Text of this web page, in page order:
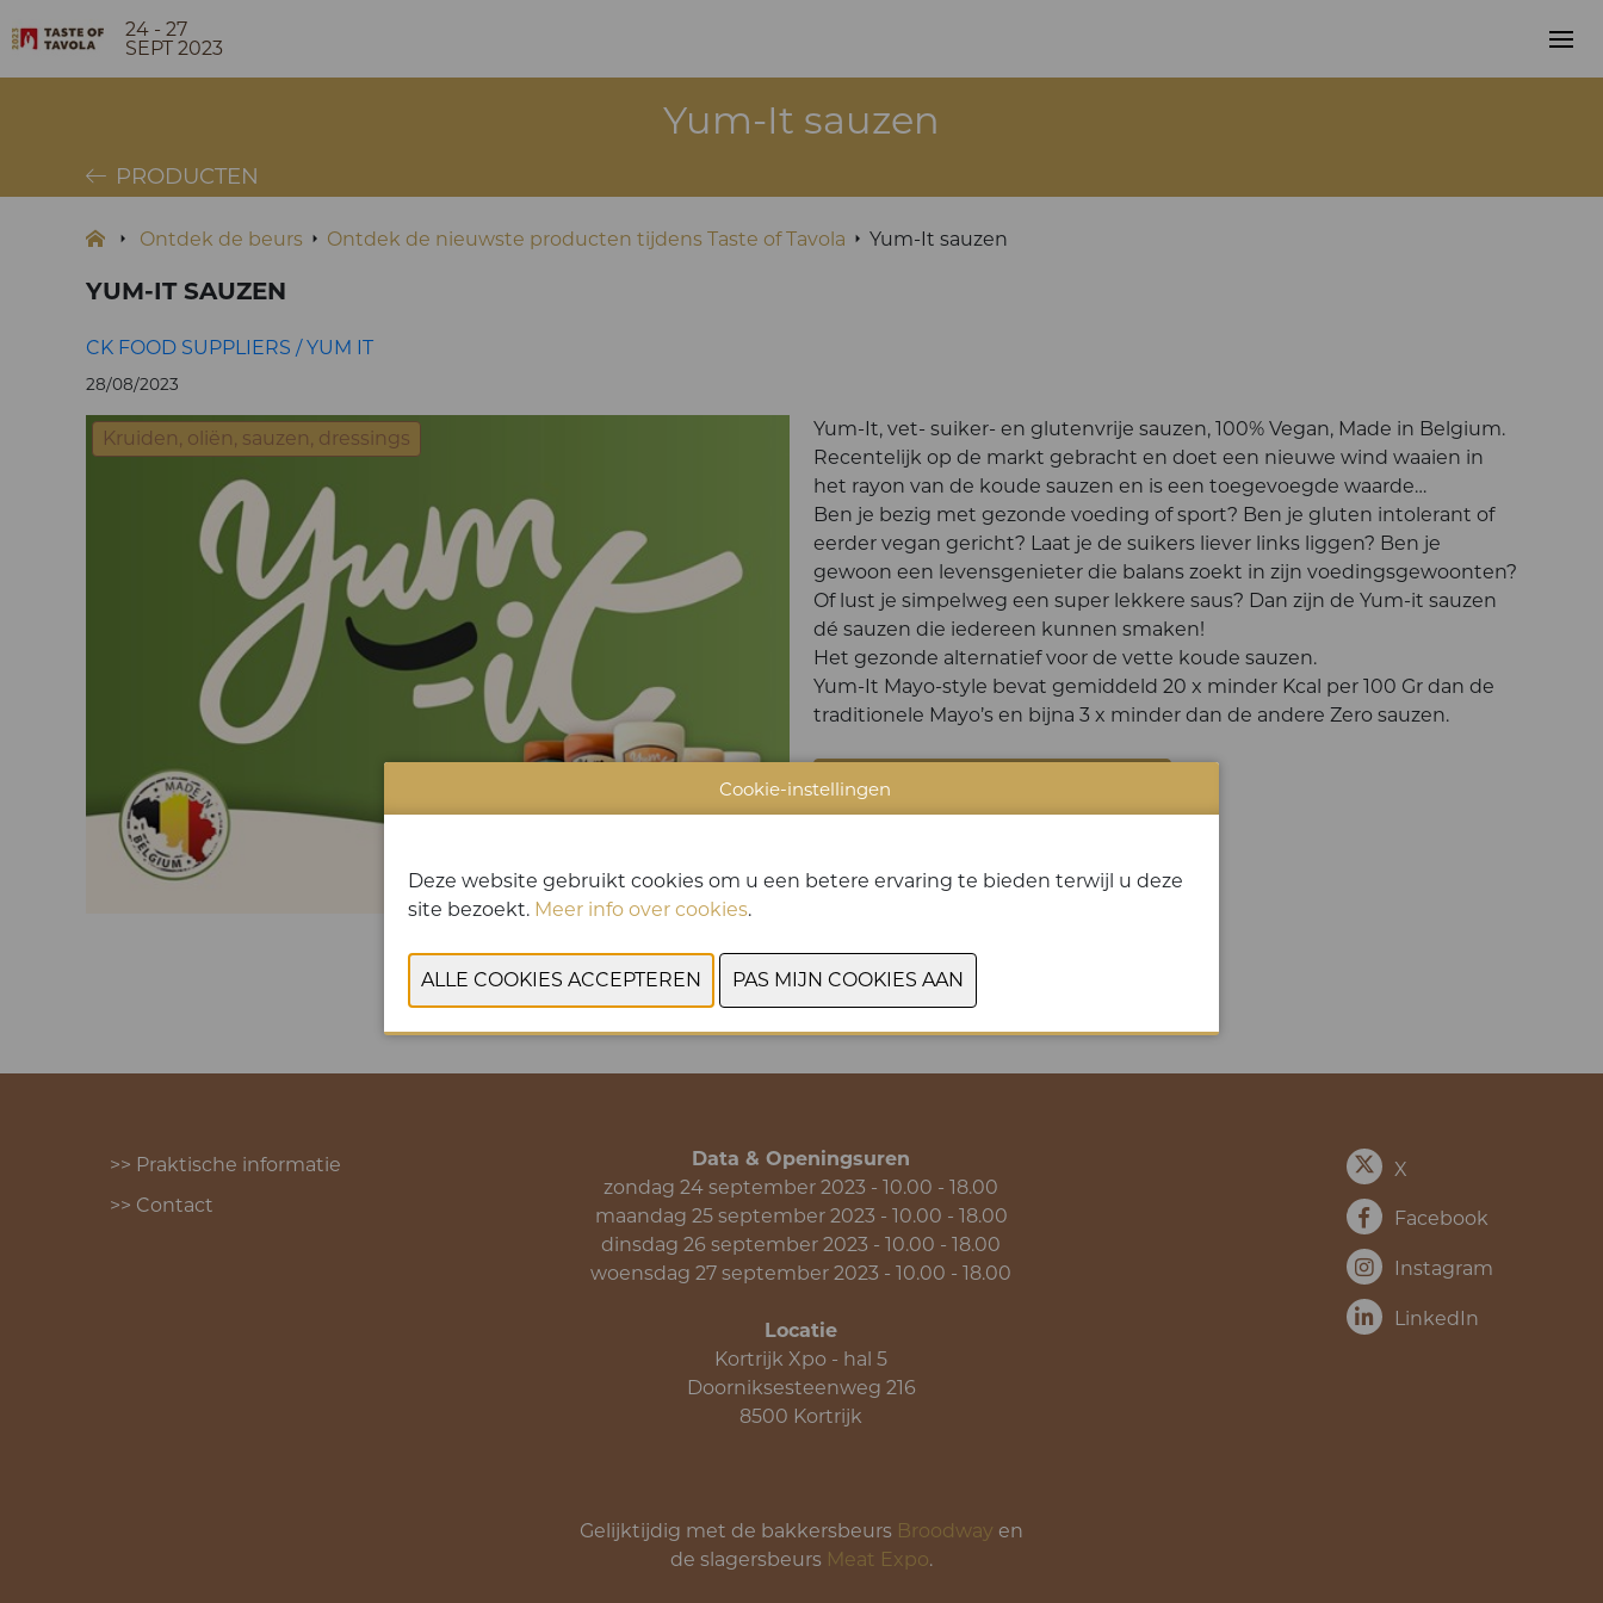
24 - 27
SEPT 2023
Yum-It sauzen
PRODUCTEN
Ontdek de beurs Ontdek de nieuwste producten tijdens Taste of Tavola Yum-It sauzen
YUM-IT SAUZEN
Kruiden, oliën, sauzen, dressings
CK FOOD SUPPLIERS / YUM IT
28/08/2023
Yum-It, vet- suiker- en glutenvrije sauzen, 100% Vegan, Made in Belgium.
Recentelijk op de markt gebracht en doet een nieuwe wind waaien in
het rayon van de koude sauzen en is een toegevoegde waarde…
Ben je bezig met gezonde voeding of sport? Ben je gluten intolerant of
eerder vegan gericht? Laat je de suikers liever links liggen? Ben je
gewoon een levensgenieter die balans zoekt in zijn voedingsgewoonten?
Of lust je simpelweg een super lekkere saus? Dan zijn de Yum-it sauzen
dé sauzen die iedereen kunnen smaken!
Het gezonde alternatief voor de vette koude sauzen.
Yum-It Mayo-style bevat gemiddeld 20 x minder Kcal per 100 Gr dan de
traditionele Mayo’s en bijna 3 x minder dan de andere Zero sauzen.
VORIGE VOLGENDE
>> Praktische informatie
>> Contact
Data & Openingsuren
zondag 24 september 2023 - 10.00 - 18.00
maandag 25 september 2023 - 10.00 - 18.00
dinsdag 26 september 2023 - 10.00 - 18.00
woensdag 27 september 2023 - 10.00 - 18.00
Locatie
Kortrijk Xpo - hal 5
Doorniksesteenweg 216
8500 Kortrijk
Gelijktijdig met de bakkersbeurs Broodway en
de slagersbeurs Meat Expo.
X
Facebook
Instagram
LinkedIn
Cookie-instellingen
Deze website gebruikt cookies om u een betere ervaring te bieden terwijl u deze
site bezoekt. Meer info over cookies.